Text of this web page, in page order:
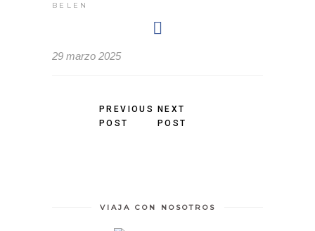
BELEN
29 marzo 2025
PREVIOUS
POST
NEXT
POST
VIAJA CON NOSOTROS